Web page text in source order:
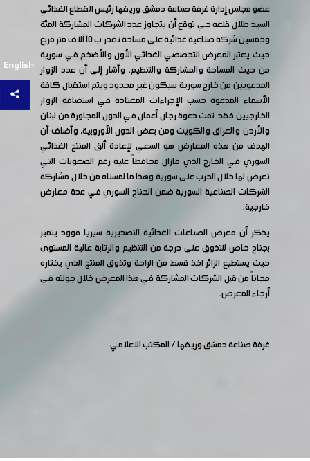
English
عضو مجلس إدارة غرفة صناعة دمشق وريفها رئيس القطاع الغذائي
السيد طلال قلعه جي توقع أن يتجاوز عدد الشركات المشاركة المئة
وخمسين شركة صناعية غذائية على مساحة تقدر ب 10 آلاف متر مربع
حيث يعتبر المعرض التخصصي الغذائي الأول والأضخم في سورية
من حيث المساحة والمشاركة والتنظيم. وأشار إلى أن عدد الزوار
المدعويين من خارج سورية سيكون غير محدود ويتم استقبال كافة
الأسماء المدعوة حسب الإجراءات المعتادة في استضافة الزوار
الخارجيين فقد تمت دعوة رجال أعمال في الدول المجاورة من لبنان
والأردن والعراق والكويت ومن بعض الدول الأوروبية، وأضاف أن
الهدف من هذه المعارض هو السعي لإعادة ألق المنتج الغذائي
السوري في الخارج الذي مازال محافظاً عليه رغم الصعوبات التي
تعرض لها خلال الحرب على سورية وهذا ما لمسناه من خلال مشاركة
الشركات الصناعية السورية ضمن الجناح السوري في عدة معارض
خارجية.
يذكر أن معرض الصناعات الغذائية التصديرية سيريا فوود يتميز
بجناح خاص للتذوق على درجة من التنظيم والرتابة عالية المستوى
حيث يستطيع الزائر اخذ قسط من الراحة وتذوق المنتج الذي يختاره
مجاناً من قبل الشركات المشاركة في هذا المعرض خلال جولته في
أرجاء المعرض.
غرفة صناعة دمشق وريفها / المكتب الاعلامي